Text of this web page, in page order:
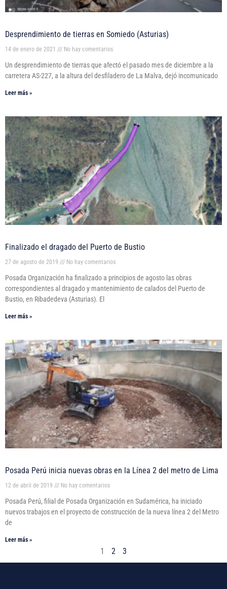
Desprendimiento de tierras en Somiedo (Asturias)
14 de enero de 2021 No hay comentarios
Un desprendimiento de tierras que afectó el pasado mes de diciembre a la
carretera AS-227, a la altura del desfiladero de La Malva, dejó incomunicado
Leer más »
Finalizado el dragado del Puerto de Bustio
27 de agosto de 2019 No hay comentarios
Posada Organización ha finalizado a principios de agosto las obras
correspondientes al dragado y mantenimiento de calados del Puerto de
Bustio, en Ribadedeva (Asturias). El
Leer más »
Posada Perú inicia nuevas obras en la Línea 2 del metro de Lima
12 de abril de 2019 No hay comentarios
Posada Perú, filial de Posada Organización en Sudamérica, ha iniciado
nuevos trabajos en el proyecto de construcción de la nueva línea 2 del Metro
de
Leer más »
1 2 3